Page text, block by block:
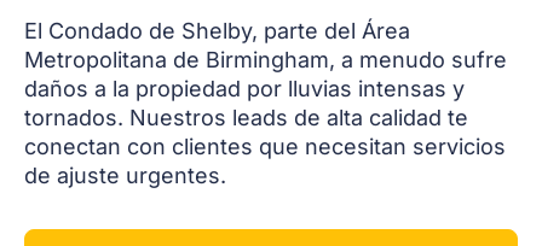
El Condado de Shelby, parte del Área
Metropolitana de Birmingham, a menudo sufre
daños a la propiedad por lluvias intensas y
tornados. Nuestros leads de alta calidad te
conectan con clientes que necesitan servicios
de ajuste urgentes.